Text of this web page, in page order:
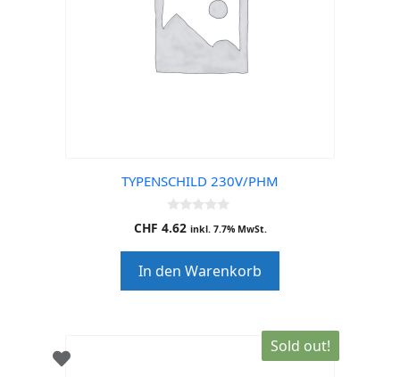
TYPENSCHILD 230V/PHM
0
o
o
f
5
CHF 4.62 inkl. 7.7% MwSt.
In den Warenkorb
Sold out!